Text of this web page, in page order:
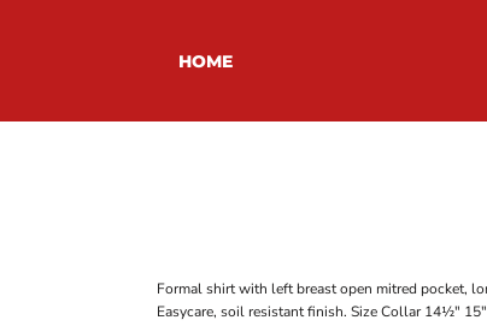
HOME
Formal shirt with left breast open mitred pocket,
Easycare, soil resistant finish. Size Collar 14½"